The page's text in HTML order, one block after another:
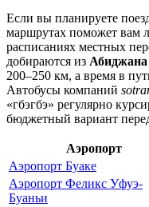
Если вы планируете
маршрутах поможет вам
расписаниях местных
добираются из Абиджана
200–250 км, а время в
Автобусы компаний
«гбэгбэ» регулярно
бюджетный вариант
Аэропорт
Аэропорт Буаке
Аэропорт Феликс Уфуэ-
Буаньи